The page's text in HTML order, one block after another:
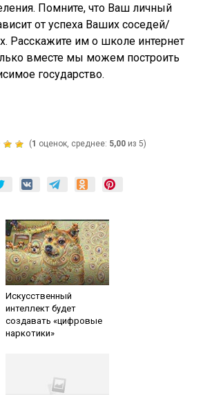
Помните, что Ваш личный
от успеха Ваших соседей/
Расскажите им о школе интернет
вместе мы можем построить
государство.
(1 оценок, среднее: 5,00из 5)
Искусственный
интеллект будет
создавать «цифровые
наркотики»